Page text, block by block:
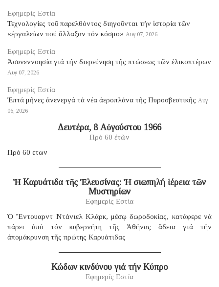
Εφημερίς Εστία
Τεχνολογίες τοῦ παρελθόντος διηγοῦνται τήν ἱστορία τῶν
«ἐργαλείων πού ἄλλαξαν τόν κόσμο» Αυγ 07, 2026
Εφημερίς Εστία
Ἀσυνεννοησία γιά τήν διερεύνηση τῆς πτώσεως τῶν ἑλικοπτέρων
Αυγ 07, 2026
Εφημερίς Εστία
Ἑπτά μῆνες ἀνενεργά τά νέα ἀεροπλάνα τῆς Πυροσβεστικῆς Αυγ
06, 2026
Δευτέρα, 8 Αὐγούστου 1966
Πρό 60 ἐτῶν
Πρό 60 ετων
Ἡ Καρυάτιδα τῆς Ἐλευσίνας: Ἡ σιωπηλή ἱέρεια τῶν
Μυστηρίων
Εφημερίς Εστία
Ὁ Ἔντουαρντ Ντάνιελ Κλάρκ, μέσῳ δωροδοκίας, κατάφερε νά
πάρει ἀπό τόν κυβερνήτη τῆς Ἀθήνας ἄδεια γιά τήν
ἀπομάκρυνση τῆς πρώτης Καρυάτιδας
Κώδων κινδύνου γιά τήν Κύπρο
Εφημερίς Εστία